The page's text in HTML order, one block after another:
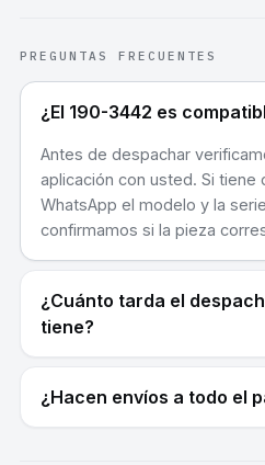
PREGUNTAS FRECUENTES
¿El 190-3442 es
Antes de despachar
aplicación con usted. Si tiene
WhatsApp el modelo y la
confirmamos si la pieza
¿Cuánto tarda el
tiene?
¿Hacen envíos a todo el